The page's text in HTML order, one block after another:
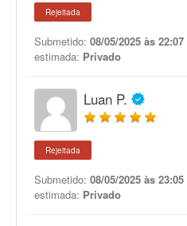
Rejeitada
Submetido: 08/05/2025 às 22:07
estimada: Privado
Luan P.
Rejeitada
Submetido: 08/05/2025 às 23:05
estimada: Privado